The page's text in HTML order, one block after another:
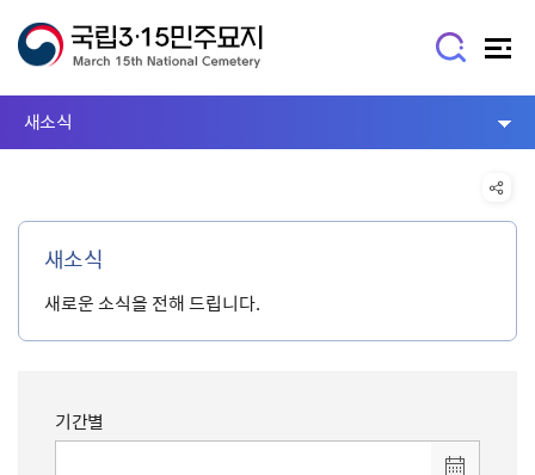
새소식
새소식
새로운 소식을 전해 드립니다.
기간별